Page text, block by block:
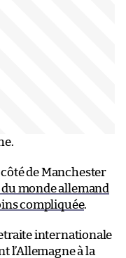
de Manchester
monde allemand
compliquée.
internationale
l’Allemagne à la